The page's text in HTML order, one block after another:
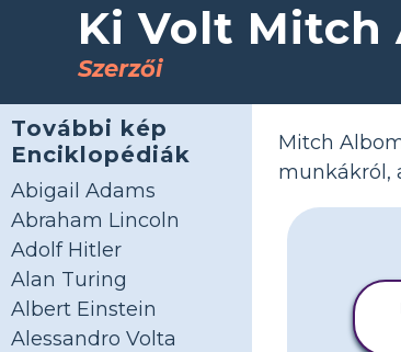
Ki Volt Mitch
Szerzői
További kép
Enciklopédiák
Abigail Adams
Abraham Lincoln
Adolf Hitler
Alan Turing
Albert Einstein
Alessandro Volta
Mitch
munkákról,